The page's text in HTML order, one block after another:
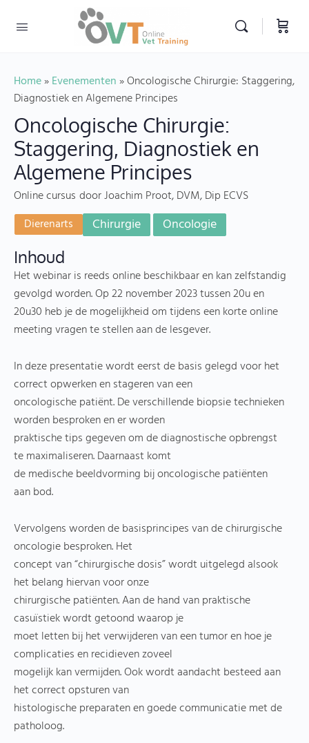
Home»Evenementen»Oncologische Chirurgie: Staggering,
Diagnostiek en Algemene Principes
Oncologische Chirurgie:
Staggering, Diagnostiek en
Algemene Principes
Online cursus door Joachim Proot, DVM, Dip ECVS
Dierenarts
Chirurgie Oncologie
Inhoud
Het webinar is reeds online beschikbaar en kan zelfstandig
gevolgd worden. Op 22 november 2023 tussen 20u en
20u30 heb je de mogelijkheid om tijdens een korte online
meeting vragen te stellen aan de lesgever.
In deze presentatie wordt eerst de basis gelegd voor het
correct opwerken en stageren van een
oncologische patiënt. De verschillende biopsie technieken
worden besproken en er worden
praktische tips gegeven om de diagnostische opbrengst
te maximaliseren. Daarnaast komt
de medische beeldvorming bij oncologische patiënten
aan bod.
Vervolgens worden de basisprincipes van de chirurgische
oncologie besproken. Het
concept van “chirurgische dosis” wordt uitgelegd alsook
het belang hiervan voor onze
chirurgische patiënten. Aan de hand van praktische
casuïstiek wordt getoond waarop je
moet letten bij het verwijderen van een tumor en hoe je
complicaties en recidieven zoveel
mogelijk kan vermijden. Ook wordt aandacht besteed aan
het correct opsturen van
histologische preparaten en goede communicatie met de
patholoog.